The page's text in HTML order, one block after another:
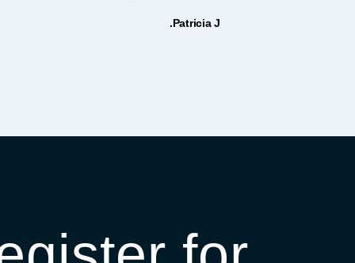
Patricia J.